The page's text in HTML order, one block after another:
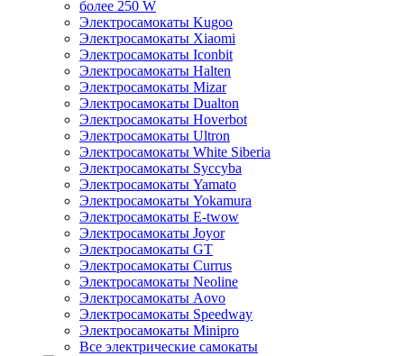
более 250 W
Электросамокаты Kugoo
Электросамокаты Xiaomi
Электросамокаты Iconbit
Электросамокаты Halten
Электросамокаты Mizar
Электросамокаты Dualton
Электросамокаты Hoverbot
Электросамокаты Ultron
Электросамокаты White Siberia
Электросамокаты Syccyba
Электросамокаты Yamato
Электросамокаты Yokamura
Электросамокаты E-twow
Электросамокаты Joyor
Электросамокаты GT
Электросамокаты Currus
Электросамокаты Neoline
Электросамокаты Aovo
Электросамокаты Speedway
Электросамокаты Minipro
Все электрические самокаты